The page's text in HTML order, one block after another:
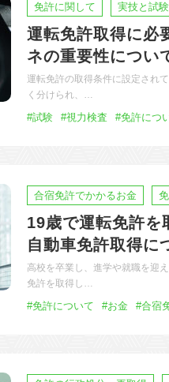
免許に関して 実技と試験
運転免許取得に必
ネの重要性につい
運転免許の取得条件に設定され
く分けられ、…
#試験 #視力検査 #免許につ
合宿免許でかかるお金
19歳で運転免許を
自動車免許取得に
高校を卒業し、進学や就職を迎
免許を取得し…
#免許について #お金 #合宿